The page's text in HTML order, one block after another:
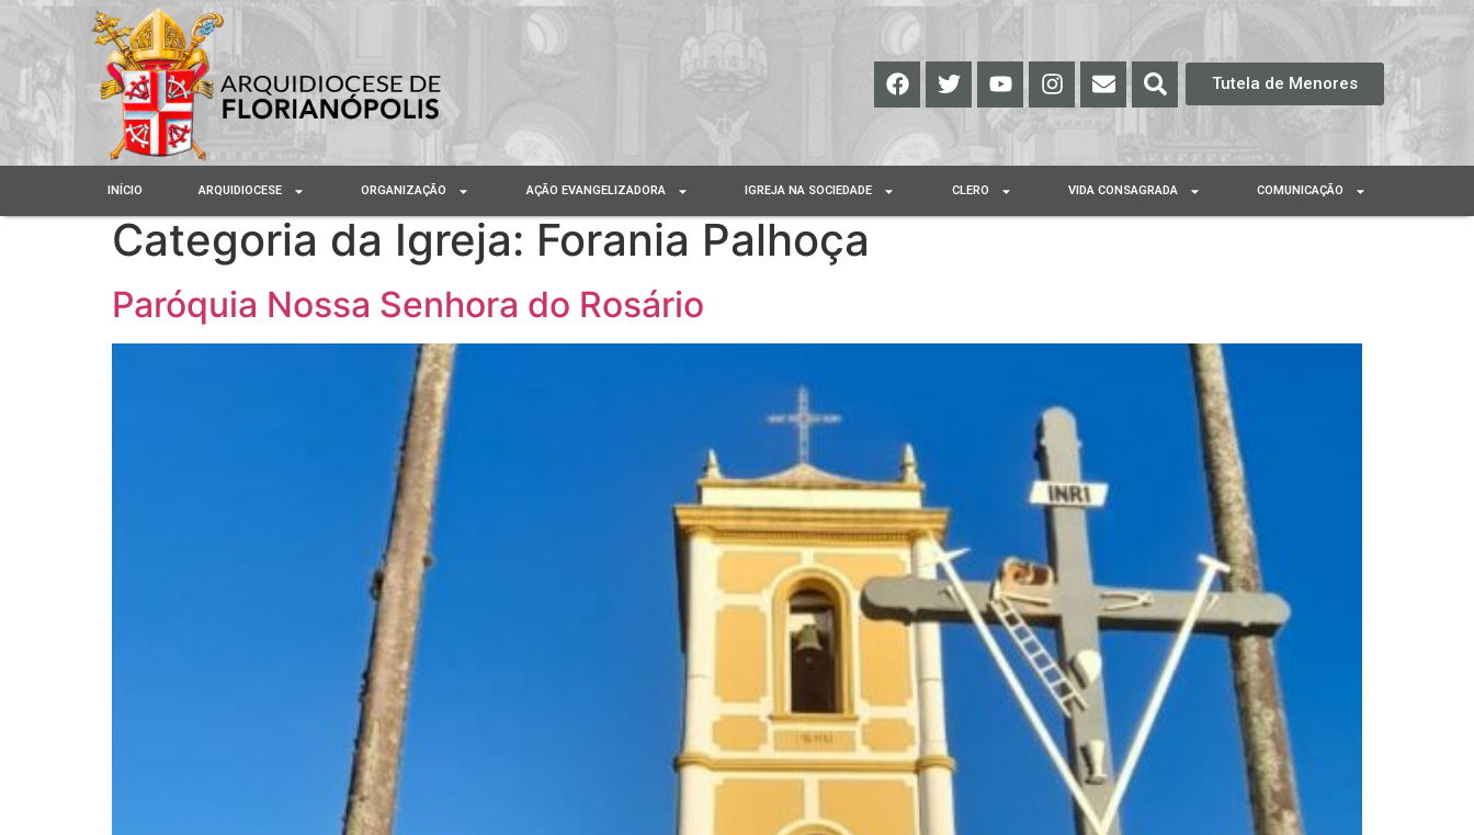
Tutela de Menores
INÍCIO ARQUIDIOCESE ORGANIZAÇÃO AÇÃO EVANGELIZADORA IGREJA NA SOCIEDADE CLERO VIDA CONSAGRADA COMUNICAÇÃO
Categoria da Igreja: Forania Palhoça
Paróquia Nossa Senhora do Rosário